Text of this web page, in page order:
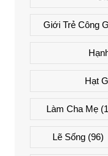
Giới Trẻ Công
Hạt
Làm Cha Mẹ
Lẽ Sống (96)